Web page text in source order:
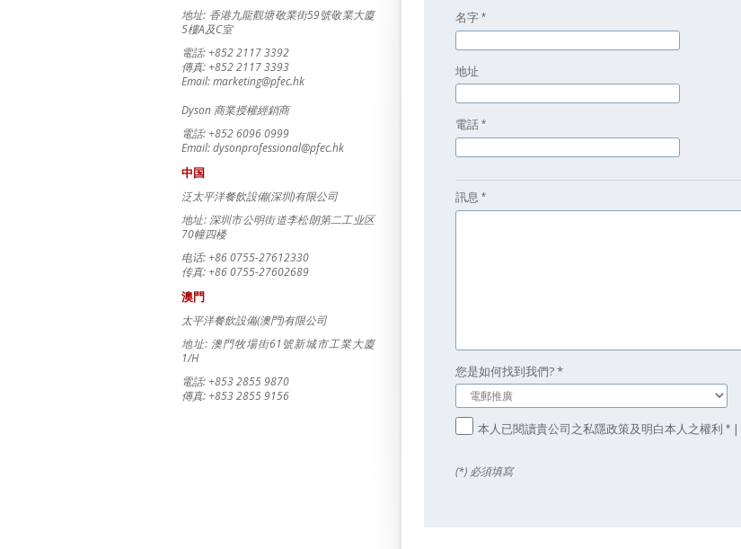
地址: 香港九龍觀塘敬業街59號敬業大廈
5樓A及C室
電話: +852 2117 3392
傳真: +852 2117 3393
Email: marketing@pfec.hk
Dyson 商業授權經銷商
電話: +8526096 0999
Email:dysonprofessional@pfec.hk
中国
泛太平洋餐飲設備(深圳)有限公司
地址: 深圳市公明街道李松朗第二工业区
70幢四楼
电话: +86 0755-27612330
传真: +86 0755-27602689
澳門
太平洋餐飲設備(澳門)有限公司
地址: 澳門牧場街61號新城市工業大廈
1/H
電話: +853 2855 9870
傳真: +853 2855 9156
名字 *
地址
電話 *
訊息 *
您是如何找到我們? *
本人已閱讀貴公司之私隱政策及明白本人之權利 * |
(*) 必須填寫